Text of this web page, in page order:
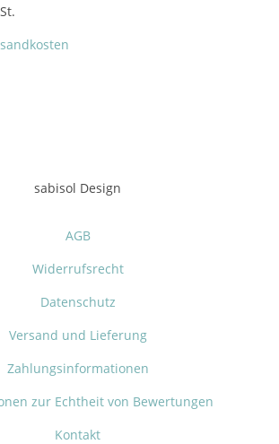
sabisol Design
AGB
Widerrufsrecht
Datenschutz
Versand und Lieferung
Zahlungsinformationen
zur Echtheit von Bewertungen
Kontakt